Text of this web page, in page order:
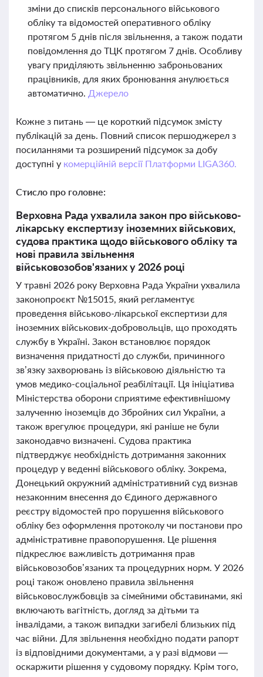
зміни до списків персонального військового
обліку та відомостей оперативного обліку
протягом 5 днів після звільнення, а також подати
повідомлення до ТЦК протягом 7 днів. Особливу
увагу приділяють звільненню заброньованих
працівників, для яких бронювання анулюється
автоматично. Джерело
Кожне з питань — це короткий підсумок змісту
публікацій за день. Повний список першоджерел з
посиланнями та розширений підсумок за добу
доступні у комерційній версії Платформи LIGA360.
Стисло про головне:
Верховна Рада ухвалила закон про військово-
лікарську експертизу іноземних військових,
судова практика щодо військового обліку та
нові правила звільнення
військовозобов'язаних у 2026 році
У травні 2026 року Верховна Рада України ухвалила
законопроєкт №15015, який регламентує
проведення військово-лікарської експертизи для
іноземних військових-добровольців, що проходять
службу в Україні. Закон встановлює порядок
визначення придатності до служби, причинного
зв’язку захворювань із військовою діяльністю та
умов медико-соціальної реабілітації. Ця ініціатива
Міністерства оборони сприятиме ефективнішому
залученню іноземців до Збройних сил України, а
також врегулює процедури, які раніше не були
законодавчо визначені. Судова практика
підтверджує необхідність дотримання законних
процедур у веденні військового обліку. Зокрема,
Донецький окружний адміністративний суд визнав
незаконним внесення до Єдиного державного
реєстру відомостей про порушення військового
обліку без оформлення протоколу чи постанови про
адміністративне правопорушення. Це рішення
підкреслює важливість дотримання прав
військовозобов’язаних та процедурних норм. У 2026
році також оновлено правила звільнення
військовослужбовців за сімейними обставинами, які
включають вагітність, догляд за дітьми та
інвалідами, а також випадки загибелі близьких під
час війни. Для звільнення необхідно подати рапорт
із відповідними документами, а у разі відмови —
оскаржити рішення у судовому порядку. Крім того,